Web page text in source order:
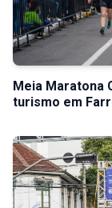
Meia Maratona
turismo em